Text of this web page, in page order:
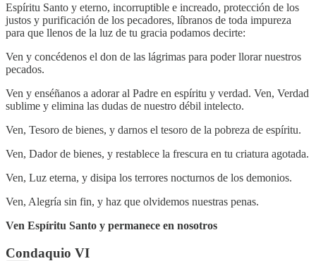
Espíritu Santo y eterno, incorruptible e increado, protección de los
justos y purificación de los pecadores, líbranos de toda impureza
para que llenos de la luz de tu gracia podamos decirte:
Ven y concédenos el don de las lágrimas para poder llorar nuestros
pecados.
Ven y enséñanos a adorar al Padre en espíritu y verdad. Ven, Verdad
sublime y elimina las dudas de nuestro débil intelecto.
Ven, Tesoro de bienes, y darnos el tesoro de la pobreza de espíritu.
Ven, Dador de bienes, y restablece la frescura en tu criatura agotada.
Ven, Luz eterna, y disipa los terrores nocturnos de los demonios.
Ven, Alegría sin fin, y haz que olvidemos nuestras penas.
Ven Espíritu Santo y permanece en nosotros
Condaquio VI